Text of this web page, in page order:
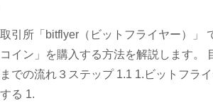
取引所「bitflyer（ビットフライヤー）」
コイン」を購入する方法を解説します。
までの流れ３ステップ 1.1 1.ビットフラ
する 1.